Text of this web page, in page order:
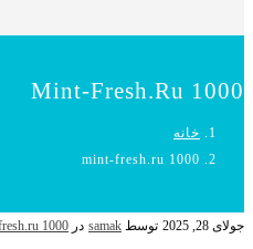
Mint-Fresh.ru 1000
خانه
mint-fresh.ru 1000
جولای 28, 2025 توسط samak در 1000